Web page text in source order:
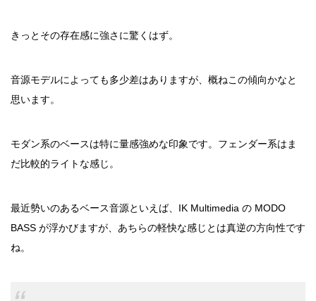
きっとその存在感に強さに驚くはず。
音源モデルによっても多少差はありますが、概ねこの傾向かなと
思います。
モダン系のベースは特に量感強めな印象です。フェンダー系はま
だ比較的ライトな感じ。
最近勢いのあるベース音源といえば、IK Multimedia の MODO
BASS が浮かびますが、あちらの軽快な感じとは真逆の方向性です
ね。